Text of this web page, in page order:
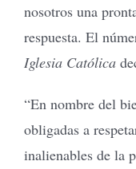
nosotros una
respuesta. El
Iglesia Católica
“En nombre del
obligadas a
inalienables de la